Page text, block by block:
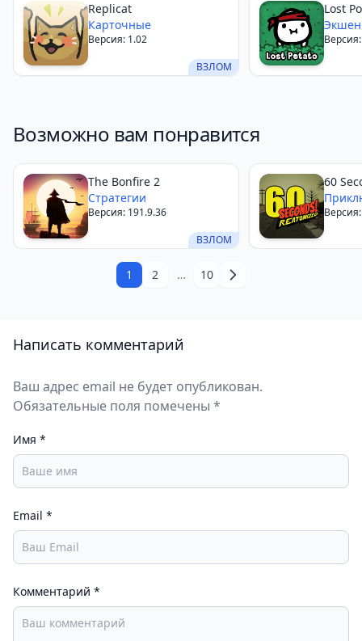
ВЗЛОМ
Replicat
Карточные
Версия: 1.02
Lost
Возможно вам понравится
ВЗЛОМ
The Bonfire 2
Стратегии
Версия: 191.9.36
60
1 2 … 10
Написать комментарий
Ваш адрес email не будет опубликован.
Обязательные поля помечены *
Имя *
Email *
Комментарий *